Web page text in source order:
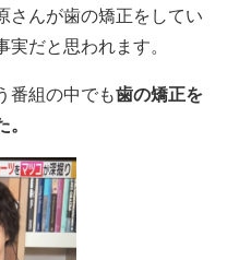
さんが歯の矯正をしてい
実だと思われます。
番組の中でも歯の矯正を
。